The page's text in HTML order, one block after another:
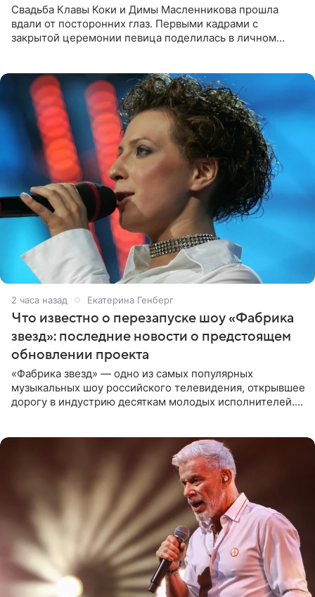
Свадьба Клавы Коки и Димы Масленникова прошла
вдали от посторонних глаз. Первыми кадрами с
закрытой церемонии певица поделилась в личном
2 часа назад Екатерина Генберг
Что известно о перезапуске шоу «Фабрика
звезд»: последние новости о предстоящем
обновлении проекта
«Фабрика звезд» — одно из самых популярных
музыкальных шоу российского телевидения, открывшее
дорогу в индустрию десяткам молодых исполнителей.